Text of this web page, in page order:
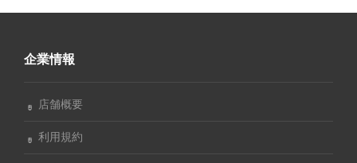
企業情報
店舗概要
利用規約